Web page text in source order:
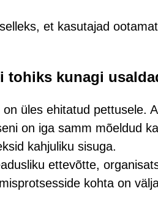
et kasutajad
tohiks kunagi
üles ehitatud pettusele.
on iga samm mõeldud
kahjuliku sisuga.
ettevõtte,
kohta on